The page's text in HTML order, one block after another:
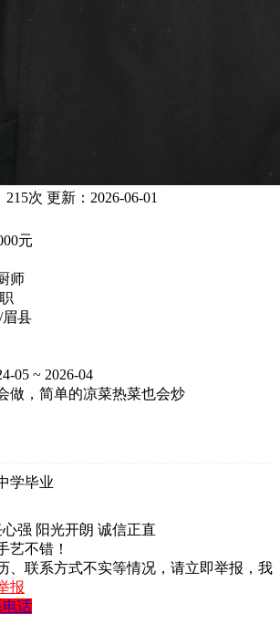
215次 更新： 2026-06-01
元
师
县
05 ~ 2026-04
做，简单的凉菜热菜也会炒
学毕业
强 阳光开朗 诚信正直
艺不错！
、联系方式不实等情况，请立即举报，我
报
话